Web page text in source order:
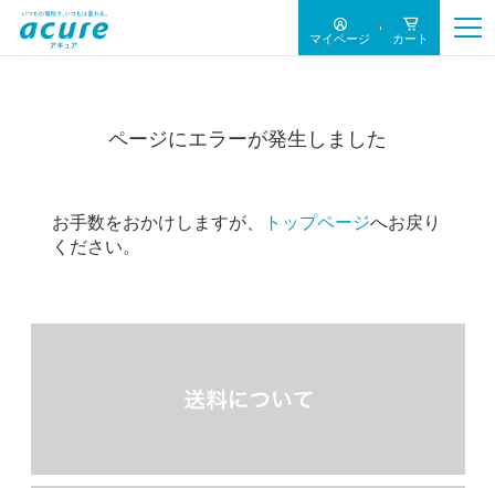
マイページ カート
ページにエラーが発生しました
お手数をおかけしますが、 トップページへお戻り
ください。